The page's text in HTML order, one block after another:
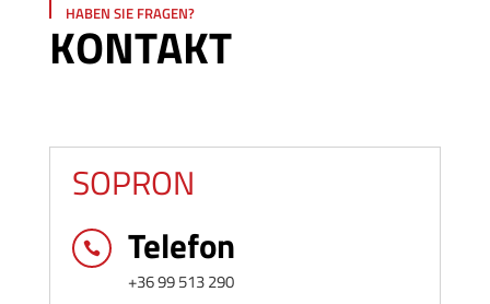
HABEN SIE FRAGEN?
KONTAKT
SOPRON
 Telefon
+36 99 513 290